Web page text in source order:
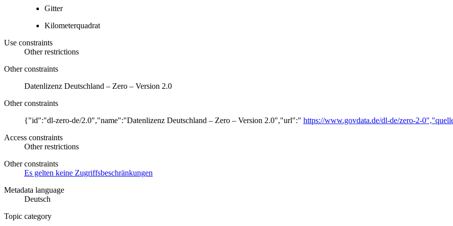
Gitter
Kilometerquadrat
Use constraints
Other restrictions
Other constraints
Datenlizenz Deutschland – Zero – Version 2.0
Other constraints
{"id":"dl-zero-de/2.0","name":"Datenlizenz Deutschland – Zero – Version 2.0","url":" https://www.govdata.de/dl-de/zero-2-
Access constraints
Other restrictions
Other constraints
Es gelten keine Zugriffsbeschränkungen
Metadata language
Deutsch
Topic category